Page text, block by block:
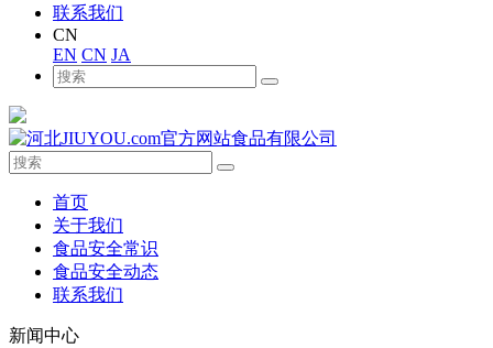
联系我们
CN
EN CN JA
首页
关于我们
食品安全常识
食品安全动态
联系我们
新闻中心